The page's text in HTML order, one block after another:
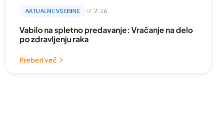
AKTUALNE VSEBINE 17. 2. 26.
Vabilo na spletno predavanje: Vračanje na delo
po zdravljenju raka
Preberi več